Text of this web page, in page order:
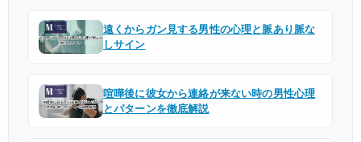
遠くからガン見する男性の心理と脈あり脈な
しサイン
喧嘩後に彼女から連絡が来ない時の男性心理
とパターンを徹底解説